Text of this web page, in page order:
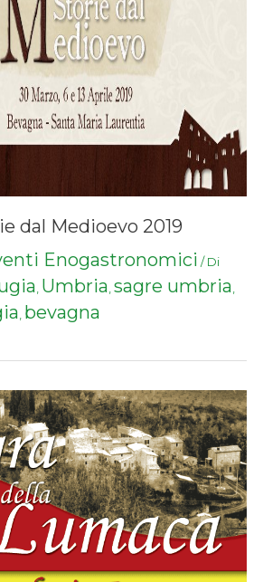
dal Medioevo 2019
Enogastronomici / Di
Umbria sagre umbria
bevagna